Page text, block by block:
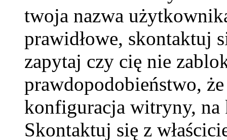
twoja nazwa
prawidłowe, skontaktuj
zapytaj czy cię nie
prawdopodobieństwo,
konfiguracja witryny, na
Skontaktuj się z